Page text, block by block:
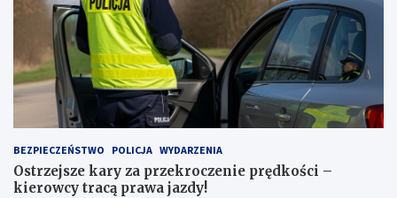
BEZPIECZEŃSTWO POLICJA WYDARZENIA
Ostrzejsze kary za przekroczenie prędkości –
kierowcy tracą prawa jazdy!